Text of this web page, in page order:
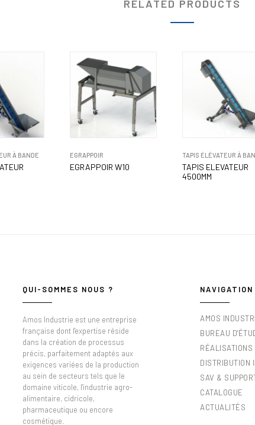
RELATED PRODUCTS
À BANDE EGRAPPOIR
EGRAPPOIR W10
TAPIS ÉLÉVATEUR À
TAPIS ELEVATEUR
4500MM
QUI-SOMMES NOUS ?
Amos Industrie est une entreprise
française dont l'expertise réside
dans la création de processus
précis, parfaitement adaptés aux
exigences variées de la production
au sein de secteurs tels que le
domaine viticole, l'industrie agro-
alimentaire, cidricole,
pharmaceutique ou encore
cosmétique.
NAVIGATION
AMOS
BUREAU
DISTRIBUTION
SAV &
CATALOGUE
ACTUALITÉS